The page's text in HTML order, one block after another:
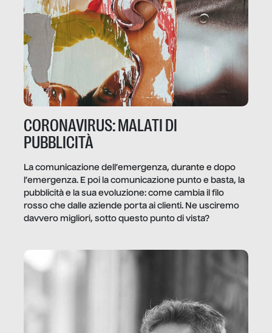
CORONAVIRUS: MALATI DI
PUBBLICITÀ
La comunicazione dell’emergenza, durante e dopo
l’emergenza. E poi la comunicazione punto e basta, la
pubblicità e la sua evoluzione: come cambia il filo
rosso che dalle aziende porta ai clienti. Ne usciremo
davvero migliori, sotto questo punto di vista?